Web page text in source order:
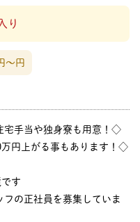
り
〜円
宅手当や独身寮も用意！◇
円上がる事もあります！◇
す
の正社員を募集していま